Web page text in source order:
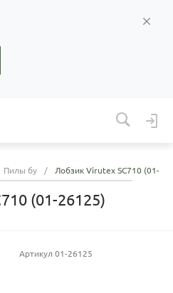
Пилы бу / Лобзик Virutex SC710 (01-
(01-26125)
Артикул 01-26125